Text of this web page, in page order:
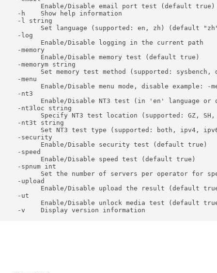
        Enable/Disable email port test (default true)
  -h    Show help information
  -l string
Set language (supported: en, zh) (default
  -log
        Enable/Disable logging in the current path
  -memory
        Enable/Disable memory test (default true)
  -memorym string
Set memory test method (supported: sysbench,
  -menu
Enable/Disable menu mode, disable example: -
  -nt3
Enable/Disable NT3 test (in 'en' language or
  -nt3loc string
Specify NT3 test location (supported: GZ,
  -nt3t string
Set NT3 test type (supported: both, ipv4,
  -security
        Enable/Disable security test (default true)
  -speed
        Enable/Disable speed test (default true)
  -spnum int
Set the number of servers per operator for
  -upload
Enable/Disable upload the result (default
  -ut
Enable/Disable unlock media test (default